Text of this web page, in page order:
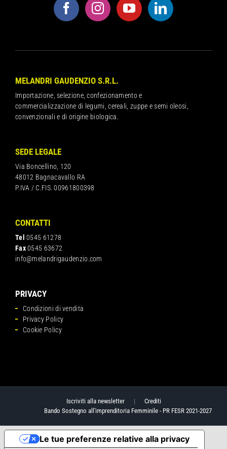
MELANDRI GAUDENZIO S.R.L.
Importazione, selezione, confezionamento e
commercializzazione di legumi, cereali, zuppe e semi oleosi,
convenzionali e di origine biologica.
SEDE LEGALE
Via Boncellino, 120
48012 Bagnacavallo RA
P.IVA / C.FIS. 00961800398
CONTATTI
Tel 0545 61278
Fax0545 63672
info@melandrigaudenzio.com
PRIVACY
Condizioni di vendita
Privacy Policy
Cookie Policy
Iscriviti alla newsletter| Crediti
Bando Sostegno all'imprenditoria Femminile - PR FESR 2021-2027
Le tue preferenze relative alla privacy